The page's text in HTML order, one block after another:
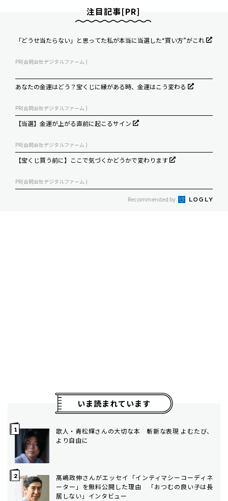
注目記事[PR]
「どうせ当たらない」と思ってた私が本当に当選した“買い方”がこれ
PR(合同会社デジタルファーム )
あなたの金運はどう？宝くじに縁がある時、金運はこう変わる
PR(合同会社デジタルファーム )
【当選】金運が上がる直前に起こるサイン
PR(合同会社デジタルファーム )
【宝くじ買う前に】ここで気づくかどうかで変わります
PR(合同会社デジタルファーム )
Recommended by
いま読まれています
歌人・青松輝さんの大切な本 斬新な表現 よむたび、
より自由に
髙嶋政伸さんがエッセイ「インティマシーコーディネ
ーター」を無料公開した理由 「おつむの良い子は長
居しない」インタビュー